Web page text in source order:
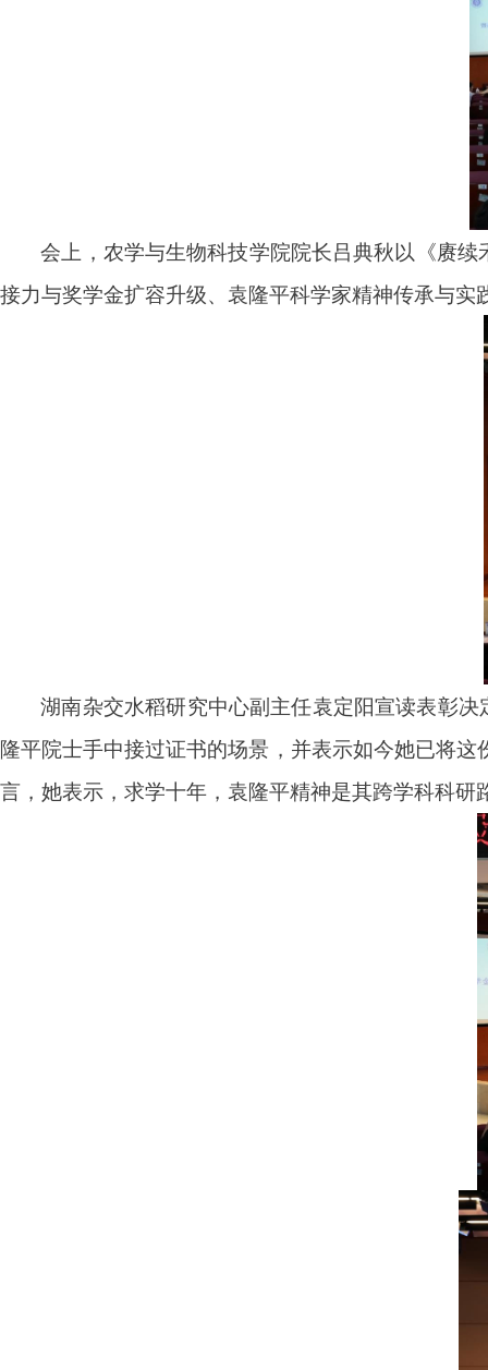
会上，农学与生物科技学院院长吕典秋以
《赓
接力与奖学金扩容升级、袁隆平科学家精神传承与
湖南杂交水稻研究中心副主任袁定阳宣读表彰决
隆平院士手中接过证书的场景，并表示如今她已将这
言，她表示，求学十年，袁隆平精神是其跨学科科